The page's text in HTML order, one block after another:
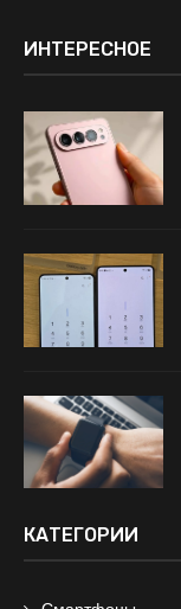
ИНТЕРЕСНОЕ
КАТЕГОРИИ